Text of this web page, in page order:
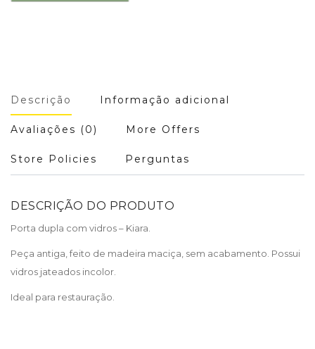
Descrição Informação adicional
Avaliações (0) More Offers
Store Policies Perguntas
DESCRIÇÃO DO PRODUTO
Porta dupla com vidros – Kiara.
Peça antiga, feito de madeira maciça, sem acabamento. Possui
vidros jateados incolor.
Ideal para restauração.